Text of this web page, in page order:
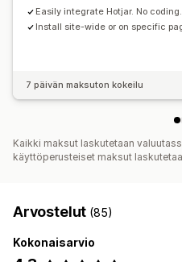
Easily integrate Hotjar. No coding.
Install site-wide or on specific
7 päivän maksuton kokeilu
Kaikki maksut laskutetaan
käyttöperusteiset maksut
Arvostelut (85)
Kokonaisarvio